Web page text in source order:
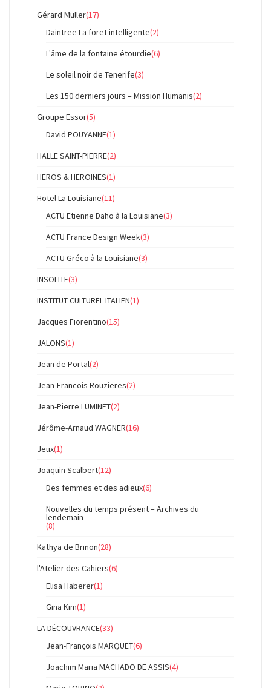
Gérard Muller(17)
Daintree La foret intelligente(2)
L'âme de la fontaine étourdie(6)
Le soleil noir de Tenerife(3)
Les 150 derniers jours – Mission Humanis(2)
Groupe Essor(5)
David POUYANNE(1)
HALLE SAINT-PIERRE(2)
HEROS & HEROINES(1)
Hotel La Louisiane(11)
ACTU Etienne Daho à la Louisiane(3)
ACTU France Design Week(3)
ACTU Gréco à la Louisiane(3)
INSOLITE(3)
INSTITUT CULTUREL ITALIEN(1)
Jacques Fiorentino(15)
JALONS(1)
Jean de Portal(2)
Jean-Francois Rouzieres(2)
Jean-Pierre LUMINET(2)
Jérôme-Arnaud WAGNER(16)
Jeux(1)
Joaquin Scalbert(12)
Des femmes et des adieux(6)
Nouvelles du temps présent – Archives du
lendemain
(8)
Kathya de Brinon(28)
l'Atelier des Cahiers(6)
Elisa Haberer(1)
Gina Kim(1)
LA DÉCOUVRANCE(33)
Jean-François MARQUET(6)
Joachim Maria MACHADO DE ASSIS(4)